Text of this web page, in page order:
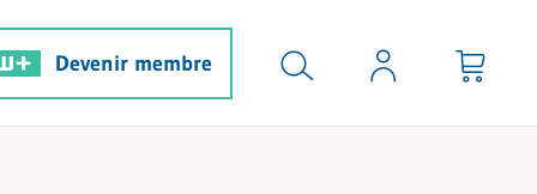
Devenir membre